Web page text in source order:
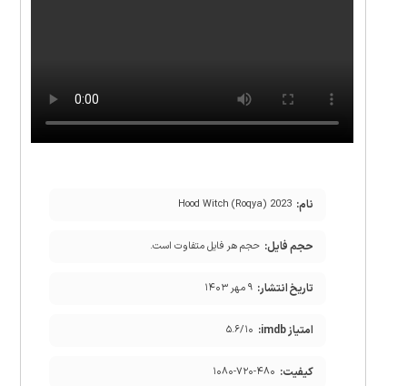
نام: Hood Witch (Roqya) 2023
حجم فایل: حجم هر فایل متفاوت است.
تاریخ انتشار: ۹ مهر ۱۴۰۳
امتیاز imdb: ۵.۶/۱۰
کیفیت: ۱۰۸۰-۷۲۰-۴۸۰